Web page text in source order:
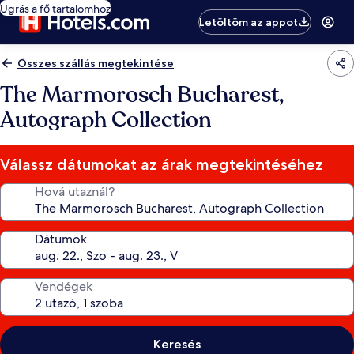
Ugrás a fő tartalomhoz
Letöltöm az appot
Összes szállás megtekintése
The Marmorosch Bucharest,
Autograph Collection
Válassz dátumokat az árak megtekintéséhez
Hová utaznál?
Dátumok
Vendégek
Keresés